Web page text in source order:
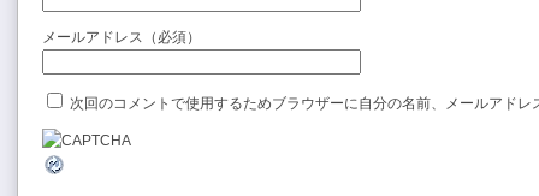
メールアドレス（必須）
次回のコメントで使用するためブラウザーに自分の名前、メールアドレ